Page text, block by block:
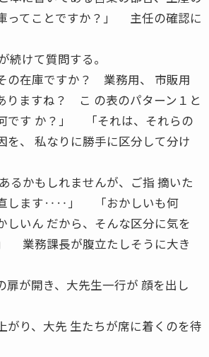
ってことですか？」 主任の確認に
続けて質問する。
の在庫ですか？ 業務用、 市販用
りますね？ こ の表のパターン１と
です か？」 「それは、それらの
を、 私なりに勝手に区分して分け
るかもしれませんが、ご指 摘いた
します‥‥」 「おかしいも何
しいん だから、そんな区分に気を
業務課長が腹立たしそうに大き
扉が開き、大先生一行が 顔を出し
がり、大先 生たちが席に着くのを待